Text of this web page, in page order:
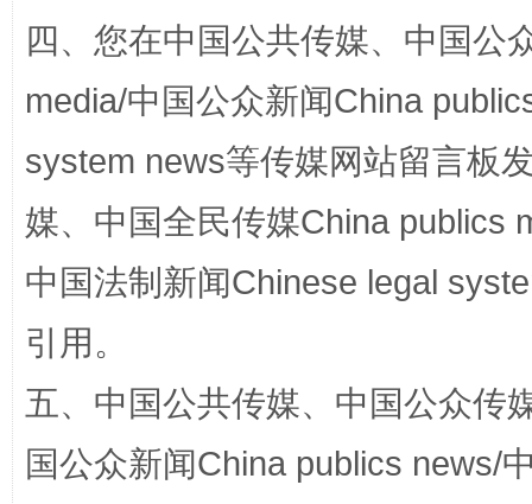
站台名比不上好声名
四、您在中国公共传媒、中国公
media/中国公众新闻China
system news等传媒网站留言板
媒、中国全民传媒China publics
中国法制新闻Chinese legal
引用。
五、中国公共传媒、中国公众传
国公众新闻China publics news/